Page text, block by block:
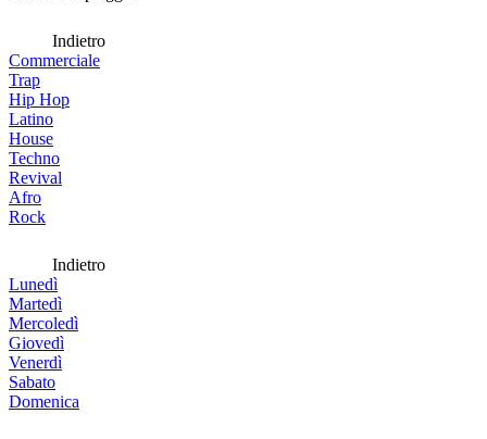
Indietro
Commerciale
Trap
Hip Hop
Latino
House
Techno
Revival
Afro
Rock
Indietro
Lunedì
Martedì
Mercoledì
Giovedì
Venerdì
Sabato
Domenica